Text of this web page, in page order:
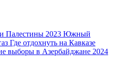
Палестины 2023 Южный
Где отдохнуть на Кавказе
выборы в Азербайджане 2024